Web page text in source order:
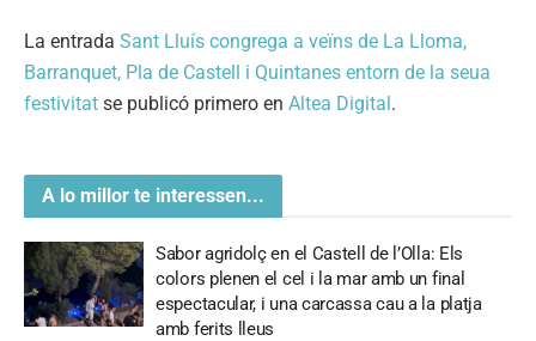
La entrada Sant Lluís congrega a veïns de La Lloma,
Barranquet, Pla de Castell i Quintanes entorn de la seua
festivitat se publicó primero en Altea Digital.
A lo millor te interessen...
Sabor agridolç en el Castell de l’Olla: Els
colors plenen el cel i la mar amb un final
espectacular, i una carcassa cau a la platja
amb ferits lleus